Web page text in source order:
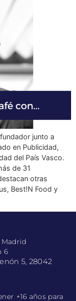
junto a
en Publicidad,
del País Vasco.
de 31
otras
Best!N Food y
6
5, 28042
+16 años para